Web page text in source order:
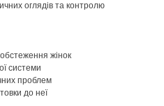
оглядів та контролю
жінок
системи
проблем
до неї